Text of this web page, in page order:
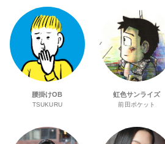
腰掛けOB
TSUKURU
虹色サンライズ
前田ポケット